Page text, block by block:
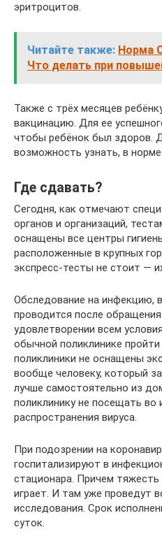
эритроцитов.
Читайте также: Норма
Что делать при
Также с трёх месяцев
вакцинацию. Для ее
чтобы ребёнок был здоров.
возможность узнать, в норме
Где сдавать?
Сегодня, как отмечают
органов и организаций,
оснащены все центры
расположенные в крупных
экспресс-тесты не стоит —
Обследование на инфекцию,
проводится после обращения
удовлетворении всем
обычной поликлинике пройти
поликлиники не оснащены
вообще человеку, который
лучше самостоятельно из
поликлинику не посещать во
распространения вируса.
При подозрении на
госпитализируют в
стационара. Причем тяжесть
играет. И там уже проведут
исследования. Срок
суток.